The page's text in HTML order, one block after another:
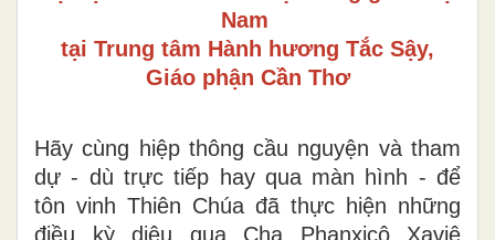
Nam
tại Trung tâm Hành hương Tắc Sậy,
Giáo phận Cần Thơ
Hãy cùng hiệp thông cầu nguyện và tham
dự - dù trực tiếp hay qua màn hình - để
tôn vinh Thiên Chúa đã thực hiện những
điều kỳ diệu qua Cha Phanxicô Xaviê